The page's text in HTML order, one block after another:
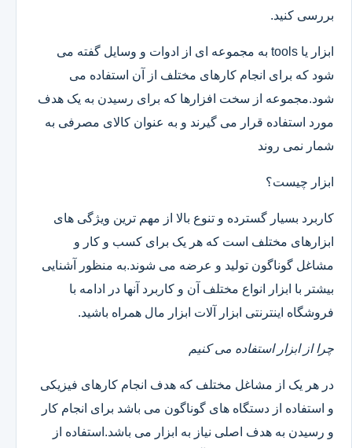
بررسی کنید.
ابزار یا tools به مجموعه ای از ادوات و وسایل گفته می
شود که برای انجام کارهای مختلف از آن استفاده می
شود.مجموعه از سخت افزارها که برای رسیدن به یک هدف
مورد استفاده قرار می گیرند و به عنوان کالای مصرفی به
شمار نمی روند
ابزار چیست؟
کاربرد بسیار گسترده و تنوع بالا از مهم ترین ویژگی های
ابزارهای مختلف است که هر یک برای کسب و کار و
مشاغل گوناگون تولید و عرضه می شوند.به منظور آشنایی
بیشتر با ابزار انواع مختلف آن و کاربرد آنها در ادامه با
فروشگاه اینترنتی ابزار آلات ابزار مال همراه باشید.
چرا از ابزار استفاده می کنیم
در هر یک از مشاغل مختلف که هدف انجام کارهای فیزیکی
و استفاده از دستگاه های گوناگون می باشد برای انجام کار
و رسیدن به هدف اصلی نیاز به ابزار می باشد.استفاده از